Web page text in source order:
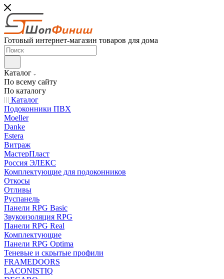
Готовый интернет-магазин товаров для дома
Каталог
По всему сайту
По каталогу
Каталог
Подоконники ПВХ
Moeller
Danke
Estera
Витраж
МастерПласт
Россия ЭЛЕКС
Комплектующие для подоконников
Откосы
Отливы
Руспанель
Панели RPG Basic
Звукоизоляция RPG
Панели RPG Real
Комплектующие
Панели RPG Optima
Теневые и скрытые профили
FRAMEDOORS
LACONISTIQ